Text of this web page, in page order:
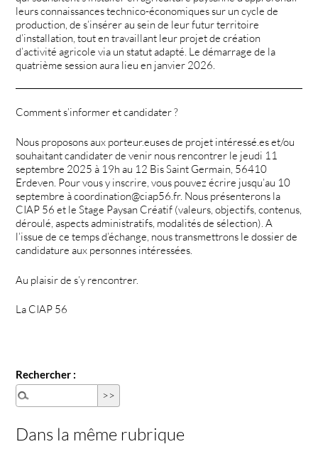
leurs connaissances technico-économiques sur un cycle de
production, de s’insérer au sein de leur futur territoire
d’installation, tout en travaillant leur projet de création
d’activité agricole via un statut adapté. Le démarrage de la
quatrième session aura lieu en janvier 2026.
Comment s’informer et candidater ?
Nous proposons aux porteur.euses de projet intéressé.es et/ou
souhaitant candidater de venir nous rencontrer le jeudi 11
septembre 2025 à 19h au 12 Bis Saint Germain, 56410
Erdeven. Pour vous y inscrire, vous pouvez écrire jusqu’au 10
septembre à coordination@ciap56.fr. Nous présenterons la
CIAP 56 et le Stage Paysan Créatif (valeurs, objectifs, contenus,
déroulé, aspects administratifs, modalités de sélection). A
l’issue de ce temps d’échange, nous transmettrons le dossier de
candidature aux personnes intéressées.
Au plaisir de s’y rencontrer.
La CIAP 56
Rechercher :
Dans la même rubrique